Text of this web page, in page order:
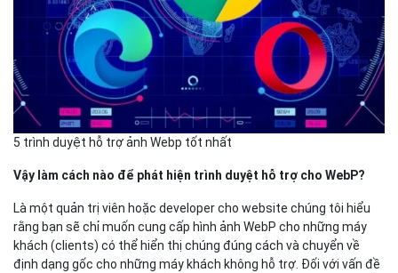
5 trình duyệt hỗ trợ ảnh Webp tốt nhất
Vậy làm cách nào để phát hiện trình duyệt hỗ trợ cho WebP?
Là một quản trị viên hoặc developer cho website chúng tôi hiểu
rằng bạn sẽ chỉ muốn cung cấp hình ảnh WebP cho những máy
khách (clients) có thể hiển thị chúng đúng cách và chuyển về
định dạng gốc cho những máy khách không hỗ trợ. Đối với vấn đề